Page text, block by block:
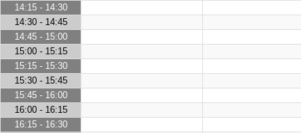
14:15 - 14:30
14:30 - 14:45
14:45 - 15:00
15:00 - 15:15
15:15 - 15:30
15:30 - 15:45
15:45 - 16:00
16:00 - 16:15
16:15 - 16:30